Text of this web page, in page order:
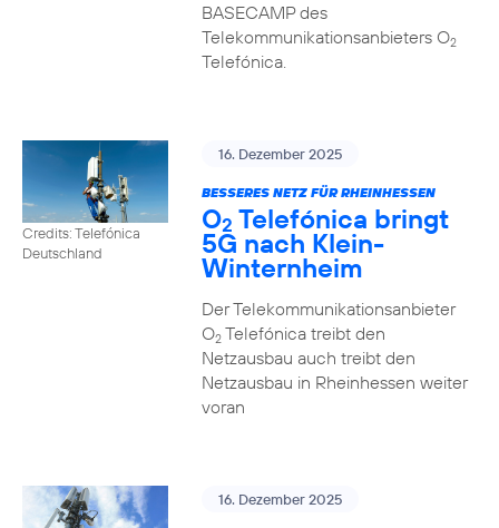
BASECAMP des
Telekommunikationsanbieters O2
Telefónica.
Credits: Telefónica
Deutschland
16. Dezember 2025
BESSERES NETZ FÜR RHEINHESSEN
O2 Telefónica bringt
5G nach Klein-
Winternheim
Der Telekommunikationsanbieter
O2Telefónica treibt den
Netzausbau auch treibt den
Netzausbau in Rheinhessen weiter
voran
16. Dezember 2025